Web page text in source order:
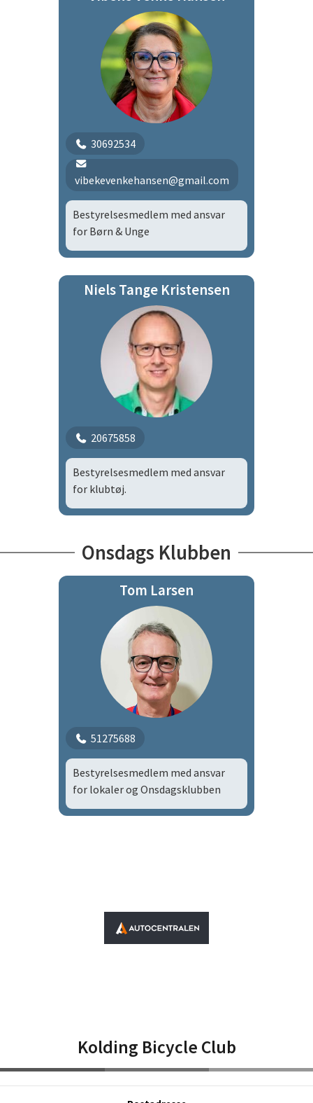
30692534
vibekevenkehansen@gmail.com
Bestyrelsesmedlem med ansvar
for Børn & Unge
Niels Tange Kristensen
20675858
Bestyrelsesmedlem med ansvar
for klubtøj.
Onsdags Klubben
Tom Larsen
51275688
Bestyrelsesmedlem med ansvar
for lokaler og Onsdagsklubben
Kolding Bicycle Club